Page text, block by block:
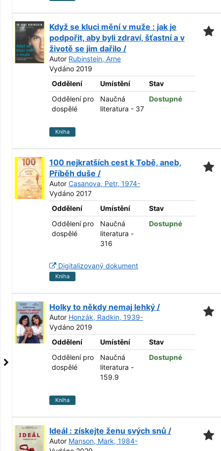
Když se kluci mění v muže : jak je
podpořit, aby byli zdraví, šťastní a v
životě se jim dařilo /
Autor Rubinstein, Arne
Vydáno 2019
Oddělení
Umístění
Stav
Oddělení pro
dospělé
Naučná
literatura - 37
Dostupné
Kniha
100 nejkratších cest k Tobě, aneb,
Příběh duše /
Autor Casanova, Petr, 1974-
Vydáno 2017
Oddělení
Umístění
Stav
Oddělení pro
dospělé
Naučná
literatura -
316
Dostupné
Digitalizovaný dokument
Kniha
Holky to někdy nemaj lehký /
Autor Honzák, Radkin, 1939-
Vydáno 2019
Oddělení
Umístění
Stav
Oddělení pro
dospělé
Naučná
literatura -
159.9
Dostupné
Kniha
Ideál : získejte ženu svých snů /
Autor Manson, Mark, 1984-